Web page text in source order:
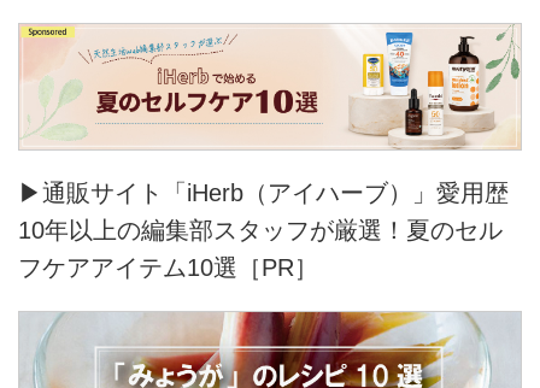
▶通販サイト「iHerb（アイハーブ）」愛用歴
10年以上の編集部スタッフが厳選！夏のセル
フケアアイテム10選［PR］